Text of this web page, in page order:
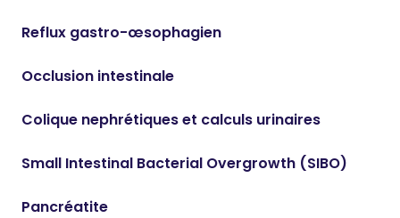
Reflux gastro-œsophagien
Occlusion intestinale
Colique nephrétiques et calculs urinaires
Small Intestinal Bacterial Overgrowth (SIBO)
Pancréatite